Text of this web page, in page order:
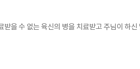
을 수 없는 육신의 병을 치료받고 주님이 하